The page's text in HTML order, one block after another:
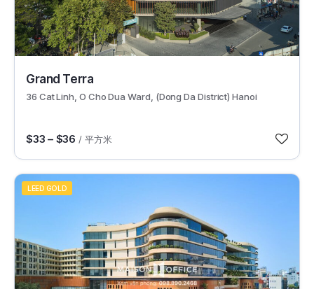
Grand Terra
36 Cat Linh, O Cho Dua Ward, (Dong Da District) Hanoi
$33 – $36 / 平方米
LEED GOLD